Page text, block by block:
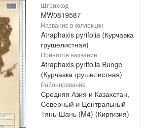
Штрихкод
MW0819587
Название в коллекции
Atraphaxis pyrifolia (Курчавка
грушелистная)
Принятое название
Atraphaxis pyrifolia Bunge
(Курчавка грушелистная)
Районирование
Средняя Азия и Казахстан,
Северный и Центральный
Тянь-Шань (M4) (Киргизия)